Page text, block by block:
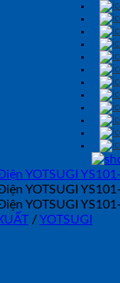
/YOTSUGI